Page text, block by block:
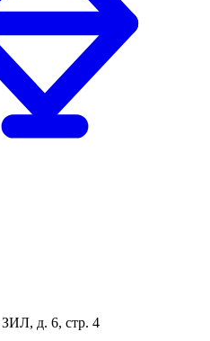
д. 6, стр. 4